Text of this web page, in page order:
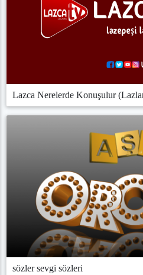
Lazca Nerelerde Konuşulur
sözler sevgi sözleri